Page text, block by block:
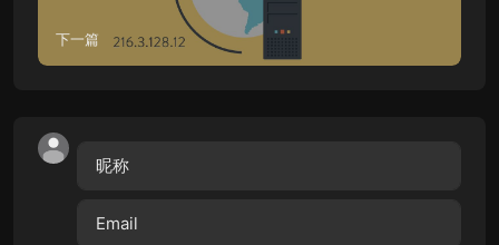
下一篇